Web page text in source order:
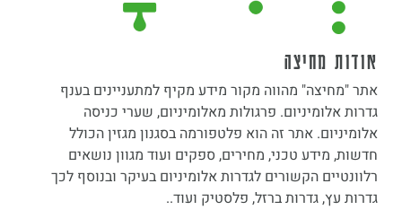
מחיצה
"מחיצה" מהווה מקור מידע מקיף למתעניינים בענף
אלומיניום. פרגולות מאלומיניום, שערי כניסה
אתר זה הוא פלטפורמה בסגנון מגזין הכולל
מידע טכני, מחירים, ספקים ועוד מגוון נושאים
הקשורים לגדרות אלומיניום בעיקר ובנוסף לכך
עץ, גדרות ברזל, פלסטיק ועוד..